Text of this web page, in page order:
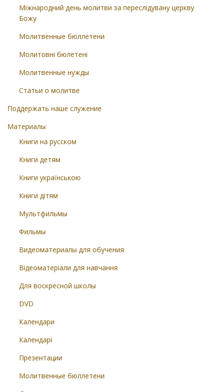
Міжнародний день молитви за переслідувану церкву
Божу
Молитвенные бюллетени
Молитовні бюлетені
Молитвенные нужды
Статьи о молитве
Поддержать наше служение
Материалы
Книги на русском
Книги детям
Книги українською
Книги дітям
Мультфильмы
Фильмы
Видеоматериалы для обучения
Відеоматеріали для навчання
Для воскресной школы
DVD
Календари
Календарі
Презентации
Молитвенные бюллетени